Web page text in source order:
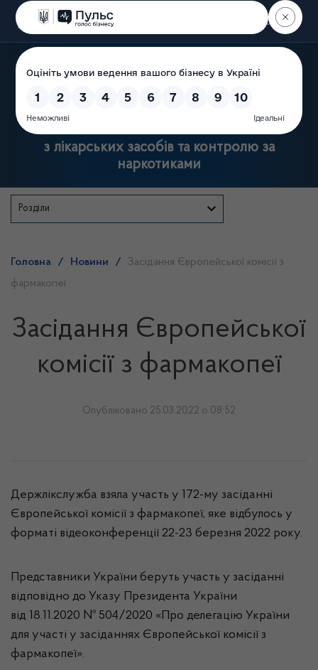
Пошук
Державна служба України
з лікарських засобів та контролю за
наркотиками
Розділи
Головна / Новини /
Засідання Європейської комісії з
фармакопеї
Засідання Європейської
комісії з фармакопеї
Опубліковано 25.03.2022 о 08:52
Держлікслужба взяла участь у 172-му засіданні
Європейської комісії з фармакопеї, яке відбулось у
форматі відеоконференції 22-23 березня 2022 року.
Представники України беруть участь у засіданні
відповідно до Указу Президента України
від 18.11.2020 № 504/2020 «Про делегацію України
для участі у засіданнях Європейської комісії з
фармакопеї».